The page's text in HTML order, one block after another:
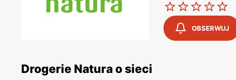
OBSERWUJ
Drogerie Natura o sieci